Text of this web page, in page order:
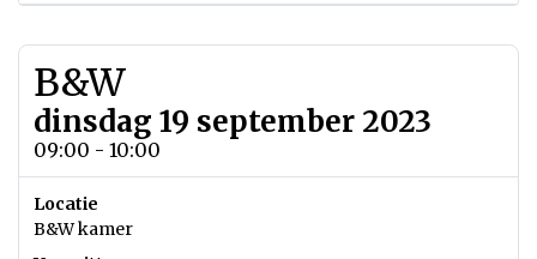
B&W
dinsdag 19 september 2023
09:00 - 10:00
Locatie
B&W kamer